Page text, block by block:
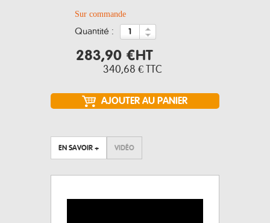
Sur commande
quantité :
283,90 €HT
340,68 € TTC
EN SAVOIR + VIDÉO